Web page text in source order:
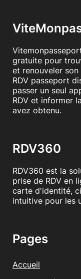
gratuite pour
et renouveler
RDV passeport
passer un seul
RDV et informer
avez obtenu.
RDV360
RDV360 est la
prise de RDV en
carte d'identité,
intuitive pour les
Pages
Accueil